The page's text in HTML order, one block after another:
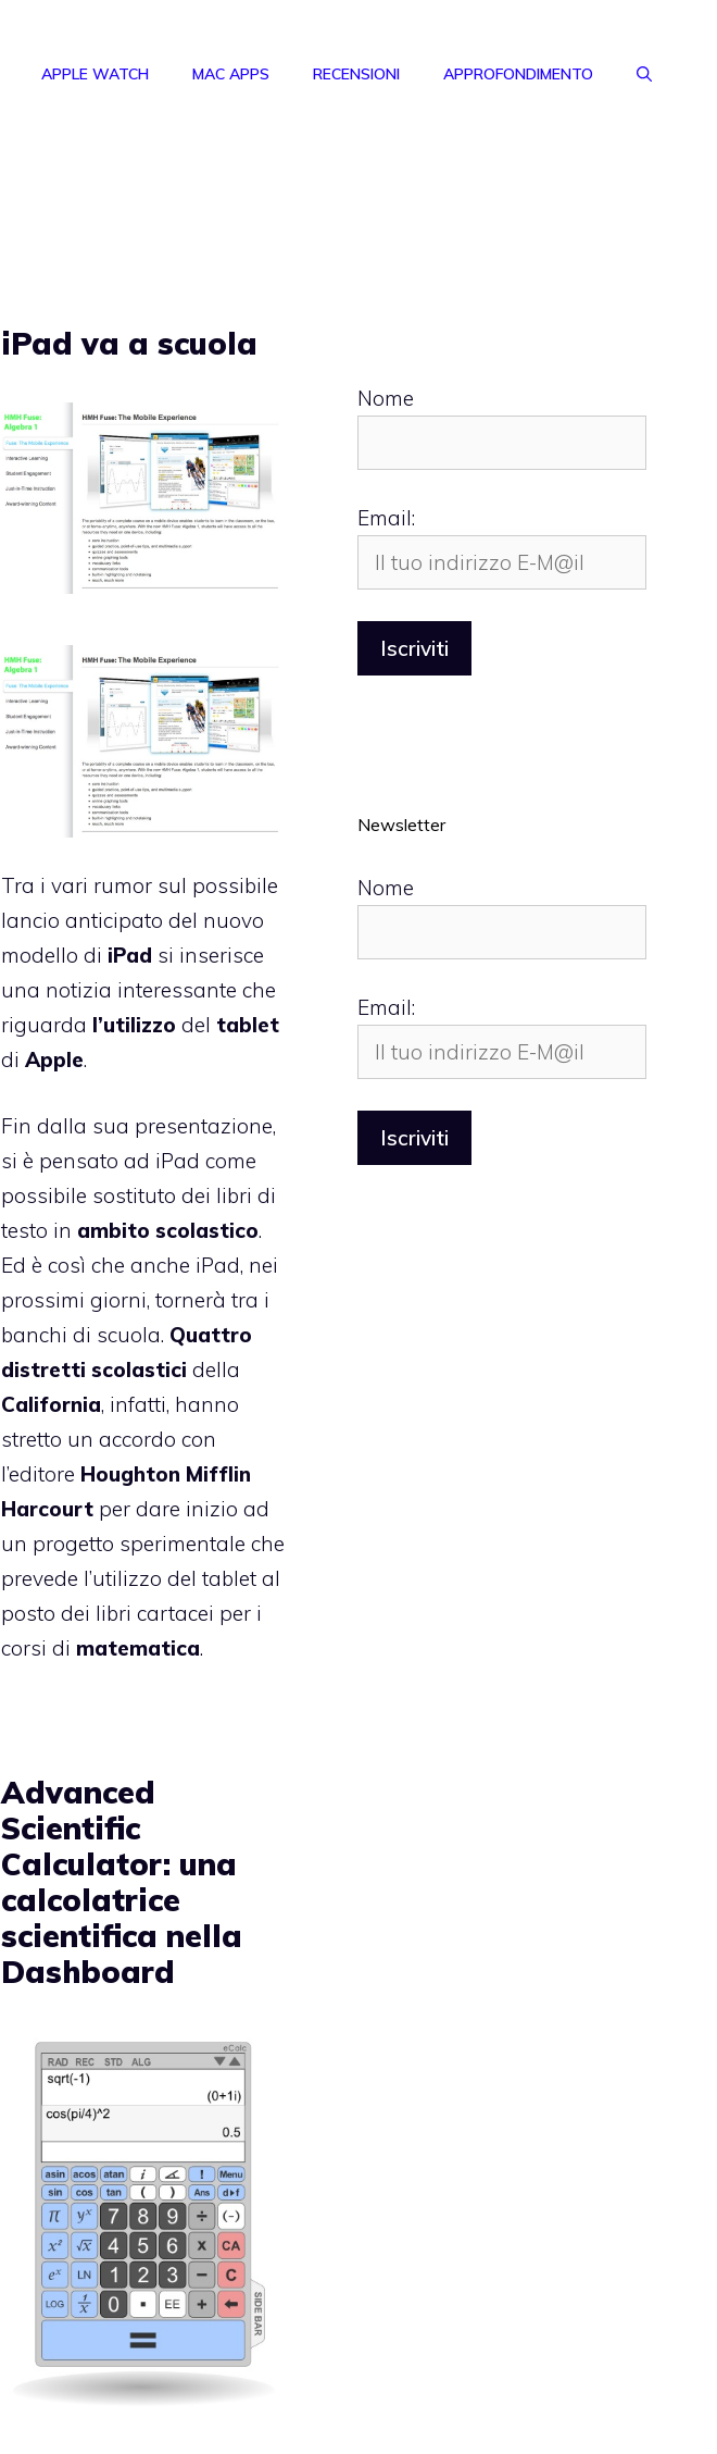
APPLE WATCH MAC APPS RECENSIONI APPROFONDIMENTO
iPad va a scuola
Tra i vari rumor sul possibile
lancio anticipato del nuovo
modello di iPad si inserisce
una notizia interessante che
riguarda l’utilizzo del tablet
diApple.
Fin dalla sua presentazione,
si è pensato ad iPad come
possibile sostituto dei libri di
testo in ambito scolastico.
Ed è così che anche iPad, nei
prossimi giorni, tornerà tra i
banchi di scuola. Quattro
distretti scolastici della
California, infatti, hanno
stretto un accordo con
l’editore Houghton Mifflin
Harcourt per dare inizio ad
un progetto sperimentale che
prevede l’utilizzo del tablet al
posto dei libri cartacei per i
corsi di matematica.
Advanced
Scientific
Calculator: una
calcolatrice
scientifica nella
Dashboard
Nome
Email:
Newsletter
Nome
Email: